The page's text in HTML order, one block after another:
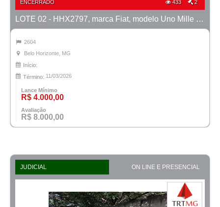
ENCERRADO 433 2
LOTE 02 - HHX2797, marca Fiat, modelo Uno Mille Fire Flex, ano 2008/2008
2604
Belo Horizonte, MG
Início:
Término: 11/03/2026
Lance Mínimo
R$ 4.000,00
Avaliação
R$ 8.000,00
JUDICIAL ON LINE E PRESENCIAL